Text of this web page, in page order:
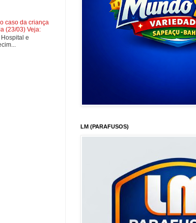
caso da criança
(23/03) Veja:
e
LM (PARAFUSOS)